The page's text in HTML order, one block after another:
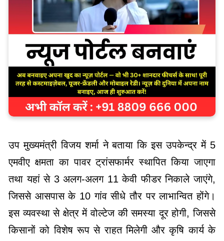
उप मुख्यमंत्री विजय शर्मा ने बताया कि इस उपकेन्द्र में 5
एमवीए क्षमता का पावर ट्रांसफार्मर स्थापित किया जाएगा
तथा यहां से 3 अलग-अलग 11 केवी फीडर निकाले जाएंगे,
जिससे आसपास के 10 गांव सीधे तौर पर लाभान्वित होंगे।
इस व्यवस्था से क्षेत्र में वोल्टेज की समस्या दूर होगी, जिससे
किसानों को विशेष रूप से राहत मिलेगी और कृषि कार्य के